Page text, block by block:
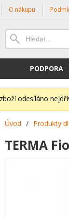
O nákupu
PODPORA
odesíláno
Úvod / Produkty
TERMA